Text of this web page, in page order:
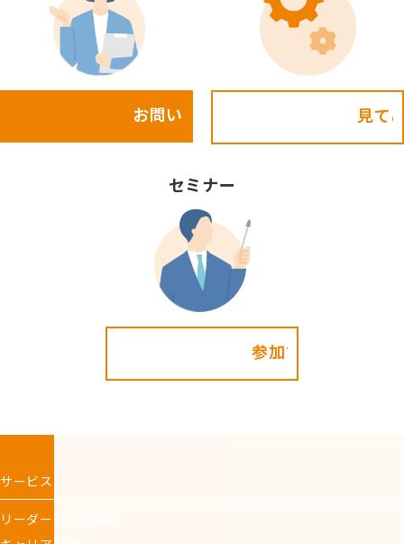
お問い合わせ
セミナー
サービス
リーダーシップ開発